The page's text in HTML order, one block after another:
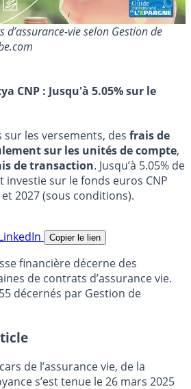
vie selon Gestion de
CNP : Jusqu'à 5.05% sur le
sur les versements, des frais de
sur les unités de compte,
de transaction. Jusqu’à 5.05% de
sur le fonds euros CNP
2027 (sous conditions).
Copier le lien
financière décerne des
de contrats d’assurance vie.
décernés par Gestion de
de l’assurance vie, de la
s’est tenue le 26 mars 2025